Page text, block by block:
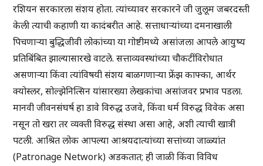
रशियन सरकारला संशय होता. त्यांच्यावर सरकारने जी जुलूम जबरदस्ती
केली त्याची कहाणी या कादंबरीत आहे. सत्ताधाऱ्यांच्या दमनाखाली
पिचणाऱ्या बुद्धिजीवी लोकांच्या या गोष्टीमध्ये असांजला आपले आयुष्य
प्रतिबिंबित झाल्यासारखे वाटले. सत्ताव्यवस्थांच्या चौकटींविरोधात
असणाऱ्या किंवा त्यांविषयी संशय बाळगणाऱ्या फ्रेंझ काफ्का, आर्थर
क्योस्लर, सोल्झेनित्सिन यांसारख्या लेखकांचा असांजवर प्रभाव पडला.
मानवी जीवनसंघर्ष हा डावे विरुद्ध उजवे, किंवा धर्म विरुद्ध विवेक असा
नसून तो खरा तर व्यक्ती विरुद्ध संस्था असा आहे, अशी त्याची खात्री
पटली. आश्रित लोक आपल्या आश्रयदात्यांच्या सत्तांच्या जाळ्यांत
(Patronage Network) अडकतात; ही जाळी किंवा विविध